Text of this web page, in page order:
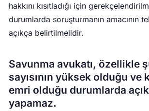
hakkını kısıtladığı için
durumlarda soruşturmanın amacının
açıkça belirtilmelidir.
Savunma avukatı, özellikle
sayısının yüksek olduğu ve
emri olduğu durumlarda
yapamaz.